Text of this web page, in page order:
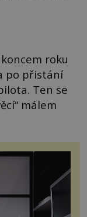
roku
po přistání
Ten se
málem